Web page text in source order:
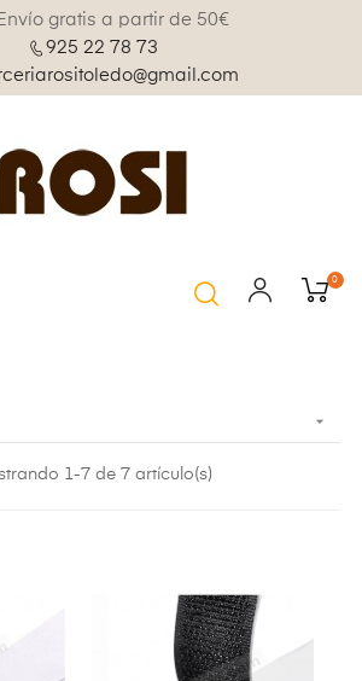
gratis a partir de 50€
925 22 78 73
0

1-7 de 7 artículo(s)